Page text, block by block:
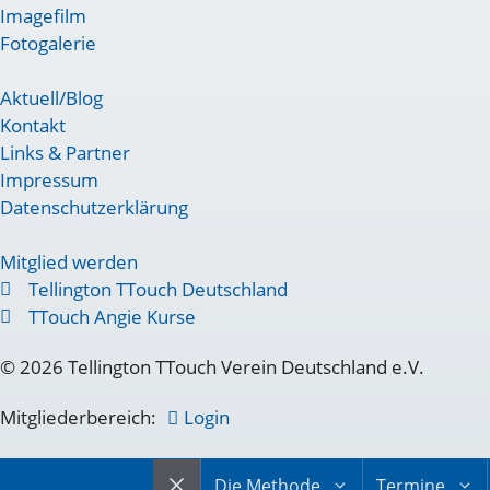
Imagefilm
Fotogalerie
Aktuell/Blog
Kontakt
Links & Partner
Impressum
Datenschutzerklärung
Mitglied werden
Tellington TTouch Deutschland
TTouch Angie Kurse
© 2026 Tellington TTouch Verein Deutschland e.V.
Mitgliederbereich:
Login